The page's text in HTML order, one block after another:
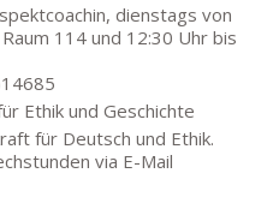
dienstags von
114 und 12:30 Uhr bis
Ethik und Geschichte
für Deutsch und Ethik.
via E-Mail